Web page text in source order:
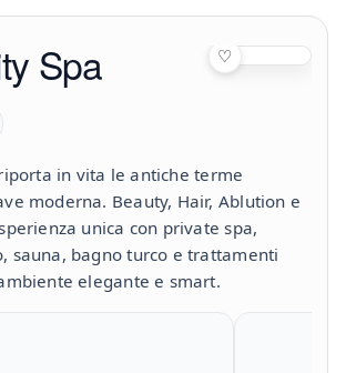
Spa ♡
in vita le antiche terme
moderna. Beauty, Hair, Ablution e
unica con private spa,
sauna, bagno turco e trattamenti
elegante e smart.